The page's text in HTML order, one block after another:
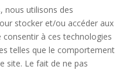
nous utilisons des
stocker et/ou accéder aux
à ces technologies
telles que le comportement
site. Le fait de ne pas